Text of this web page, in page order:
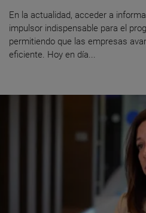
En la actualidad, acceder a
impulsor indispensable para el
permitiendo que las empresas
eficiente. Hoy en día...